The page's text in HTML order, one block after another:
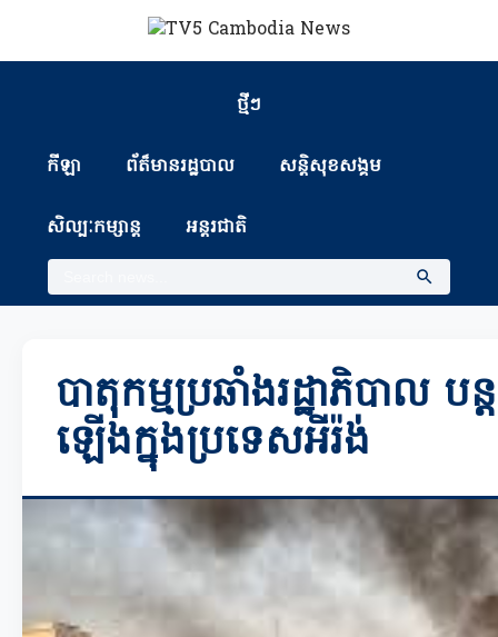
ថ្មីៗ
កីឡា ព័ត៏មានរដ្ឋបាល សន្តិសុខសង្គម
សិល្បៈកម្សាន្ត អន្តរជាតិ
បាតុកម្មប្រឆាំងរដ្ឋាភិបាល បន្ត
ឡើងក្នុងប្រទេសអីរ៉ង់